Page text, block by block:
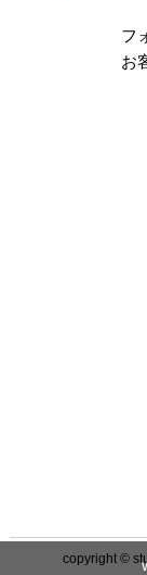
フ
お
copyright ©